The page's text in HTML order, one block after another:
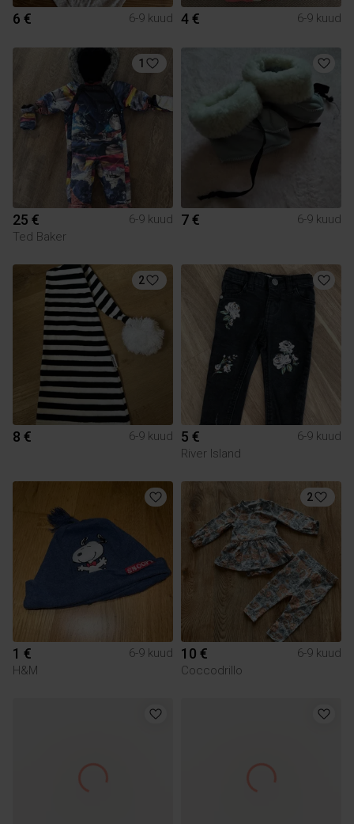
6 € 6-9 kuud 4 € 6-9 kuud
1
25 €
6-9 kuud
Ted Baker
7 € 6-9 kuud
2
8 € 6-9 kuud 5 €
6-9 kuud
River Island
1 €
6-9 kuud
H&M
2
10 €
6-9 kuud
Coccodrillo